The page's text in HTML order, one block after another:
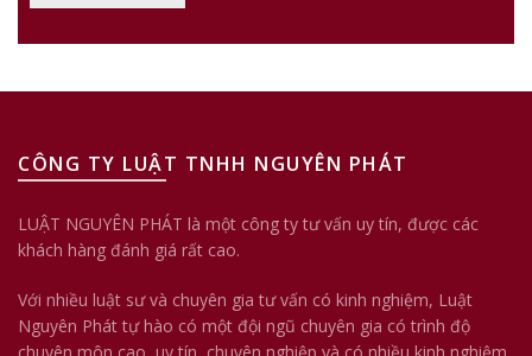
CÔNG TY LUẬT TNHH NGUYÊN PHÁT
LUẬT NGUYÊN PHÁT là một công ty tư vấn uy tín, được các
khách hàng đánh giá rất cao.
Với nhiều luật sư và chuyên gia tư vấn có kinh nghiệm, Luật
Nguyên Phát tự hào có một đội ngũ chuyên gia có trình độ
chuyên môn cao, uy tín, chuyên nghiệp và có nhiều kinh nghiệm